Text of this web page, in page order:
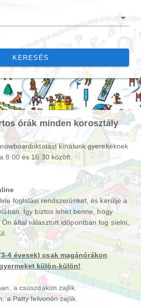
KERESÉS
órák minden korosztály
kínálunk gyerekeknek
8:00 és 16:30 között.
foglalási rendszerünket, és kerülje a
Így biztos lehet benne, hogy
által választott időpontban fog síelni,
4 évesek) csak magánórákon
külön-külön!
a csúszdákon zajlik.
a Patty felvonón zajlik.